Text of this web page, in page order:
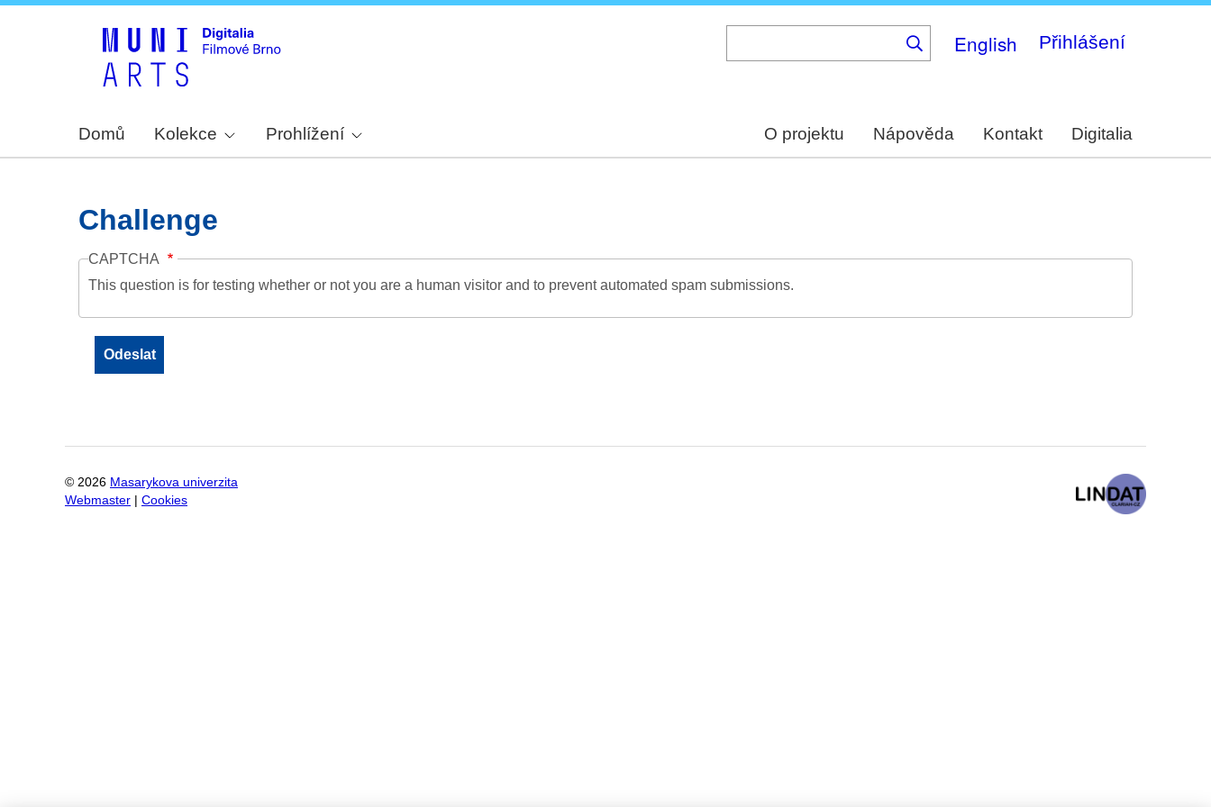
English Přihlášení
Domů Kolekce Prohlížení O projektu Nápověda Kontakt Digitalia
Challenge
CAPTCHA
This question is for testing whether or not you are a human visitor and to prevent automated spam submissions.
© 2026 Masarykova univerzita
Webmaster
Cookies